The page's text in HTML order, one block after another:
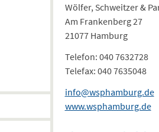
Wölfer, Schweitzer &
Am Frankenberg 27
21077 Hamburg
Telefon: 040 7632728
Telefax: 040 7635048
info@wsphamburg.de
www.wsphamburg.de